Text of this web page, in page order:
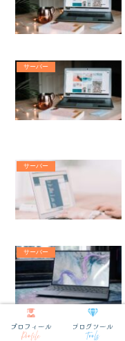
サーバー
サーバー
サーバー
プロフィール
Profile
ブログツール
Tools